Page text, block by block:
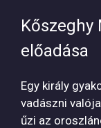
Kőszeghy
előadása
Egy király
vadászni
űzi az